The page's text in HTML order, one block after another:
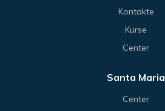
Kontakte
Kurse
Center
Santa Maria
Center